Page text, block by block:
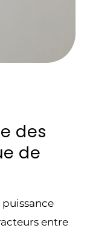
des
de
puissance
entre